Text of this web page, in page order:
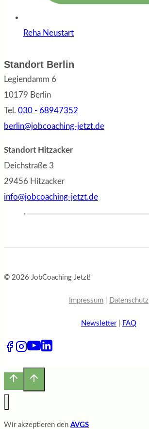
Reha Neustart
Standort Berlin
Legiendamm 6
10179 Berlin
Tel. 030 - 68947352
berlin@jobcoaching-jetzt.de
Standort Hitzacker
Deichstraße 3
29456 Hitzacker
info@jobcoaching-jetzt.de
© 2026 JobCoaching Jetzt!
Impressum Datenschutz
Newsletter| FAQ
Wir akzeptieren den AVGS